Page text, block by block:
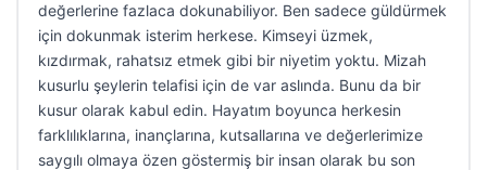
değerlerine fazlaca dokunabiliyor. Ben sadece güldürmek
için dokunmak isterim herkese. Kimseyi üzmek,
kızdırmak, rahatsız etmek gibi bir niyetim yoktu. Mizah
kusurlu şeylerin telafisi için de var aslında. Bunu da bir
kusur olarak kabul edin. Hayatım boyunca herkesin
farklılıklarına, inançlarına, kutsallarına ve değerlerimize
saygılı olmaya özen göstermiş bir insan olarak bu son